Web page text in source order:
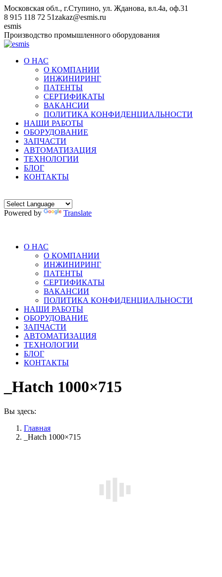
Перейти
к
содержанию
Московская обл., г.Ступино, ул. Жданова, вл.4а, оф.31
8 915 118 72 51zakaz@esmis.ru
Вконтакте
esmis
Производство промышленного оборудования
О НАС
О КОМПАНИИ
ИНЖИНИРИНГ
ПАТЕНТЫ
СЕРТИФИКАТЫ
ВАКАНСИИ
ПОЛИТИКА КОНФИДЕНЦИАЛЬНОСТИ
НАШИ РАБОТЫ
ОБОРУДОВАНИЕ
ЗАПЧАСТИ
АВТОМАТИЗАЦИЯ
ТЕХНОЛОГИИ
БЛОГ
КОНТАКТЫ
Powered by Translate
О НАС
О КОМПАНИИ
ИНЖИНИРИНГ
ПАТЕНТЫ
СЕРТИФИКАТЫ
ВАКАНСИИ
ПОЛИТИКА КОНФИДЕНЦИАЛЬНОСТИ
НАШИ РАБОТЫ
ОБОРУДОВАНИЕ
ЗАПЧАСТИ
АВТОМАТИЗАЦИЯ
ТЕХНОЛОГИИ
БЛОГ
КОНТАКТЫ
_Hatch 1000×715
Вы здесь:
Главная
_Hatch 1000×715